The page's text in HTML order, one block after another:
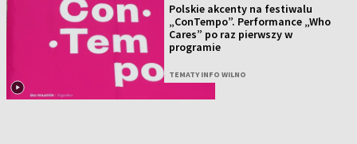
Polskie akcenty na festiwalu
„ConTempo”. Performance „Who
Cares” po raz pierwszy w
programie
TEMATY INFO WILNO